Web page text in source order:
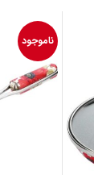
ناموجود